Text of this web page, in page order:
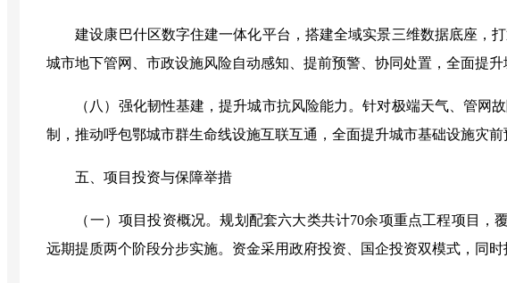
建设康巴什区数字住建一体化平台，搭建全域实景三维数据底座，
城市地下管网、市政设施风险自动感知、提前预警、协同处置，全面提升
（八）强化韧性基建，提升城市抗风险能力 。针对极端天气、管网
制，推动呼包鄂城市群生命线设施互联互通，全面提升城市基础设施灾前
五、项目投资与保障举措
（一）项目投资概况。规划配套六大类共计70余项重点工程项目，
远期提质两个阶段分步实施。资金采用政府投资、国企投资双模式，同